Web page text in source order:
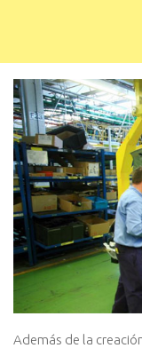
Además de la